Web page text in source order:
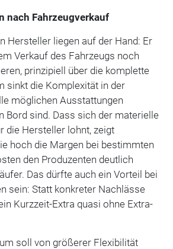
nach Fahrzeugverkauf
Hersteller liegen auf der Hand: Er
Verkauf des Fahrzeugs noch
prinzipiell über die komplette
sinkt die Komplexität in der
möglichen Ausstattungen
Bord sind. Dass sich der materielle
die Hersteller lohnt, zeigt
hoch die Margen bei bestimmten
den Produzenten deutlich
Das dürfte auch ein Vorteil bei
sein: Statt konkreter Nachlässe
Kurzzeit-Extra quasi ohne Extra-
soll von größerer Flexibilität